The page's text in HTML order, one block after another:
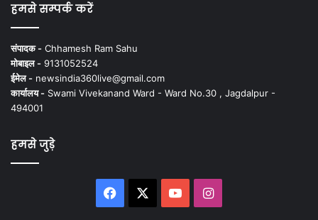
हमसे सम्पर्क करें
संपादक - Chhamesh Ram Sahu
मोबाइल - 9131052524
ईमेल - newsindia360live@gmail.com
कार्यालय - Swami Vivekanand Ward - Ward No.30 , Jagdalpur -
494001
हमसे जुड़े
Facebook YouTubeInstagram